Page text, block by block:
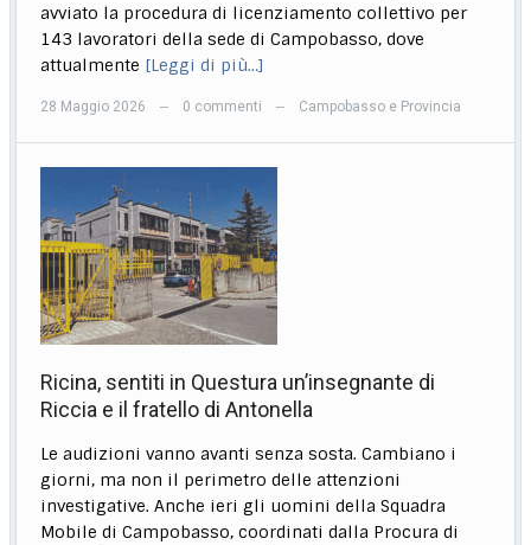
avviato la procedura di licenziamento collettivo per
143 lavoratori della sede di Campobasso, dove
attualmente [Leggi di più…]
28 Maggio 2026 — 0 commenti — Campobasso e Provincia
Ricina, sentiti in Questura un’insegnante di
Riccia e il fratello di Antonella
Le audizioni vanno avanti senza sosta. Cambiano i
giorni, ma non il perimetro delle attenzioni
investigative. Anche ieri gli uomini della Squadra
Mobile di Campobasso, coordinati dalla Procura di